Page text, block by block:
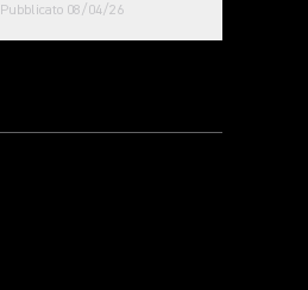
Pubblicato 08/04/26